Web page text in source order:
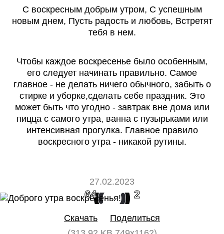
С воскресным добрым утром, С успешным
новым днем, Пусть радость и любовь, Встретят
тебя в нем.
Чтобы каждое воскресенье было особенным,
его следует начинать правильно. Самое
главное - не делать ничего обычного, забыть о
стирке и уборке,сделать себе праздник. Это
может быть что угодно - завтрак вне дома или
пицца с самого утра, ванна с пузырьками или
интенсивная прогулка. Главное правило
воскресного утра - никакой рутины.
27.02.2023
64 2
Скачать
Поделиться